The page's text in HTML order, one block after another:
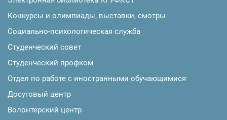
Конкурсы и олимпиады, выставки, смотры
Социально-психологическая служба
Студенческий совет
Студенческий профком
Отдел по работе с иностранными обучающимися
Досуговый центр
Волонтерский центр